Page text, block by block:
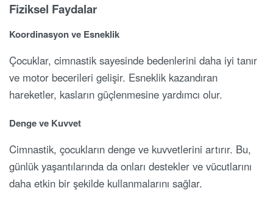
Fiziksel Faydalar
Koordinasyon ve Esneklik
Çocuklar, cimnastik sayesinde bedenlerini daha iyi tanır
ve motor becerileri gelişir. Esneklik kazandıran
hareketler, kasların güçlenmesine yardımcı olur.
Denge ve Kuvvet
Cimnastik, çocukların denge ve kuvvetlerini artırır. Bu,
günlük yaşantılarında da onları destekler ve vücutlarını
daha etkin bir şekilde kullanmalarını sağlar.